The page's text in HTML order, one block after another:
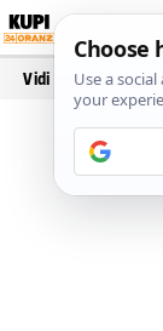
Vidi još…